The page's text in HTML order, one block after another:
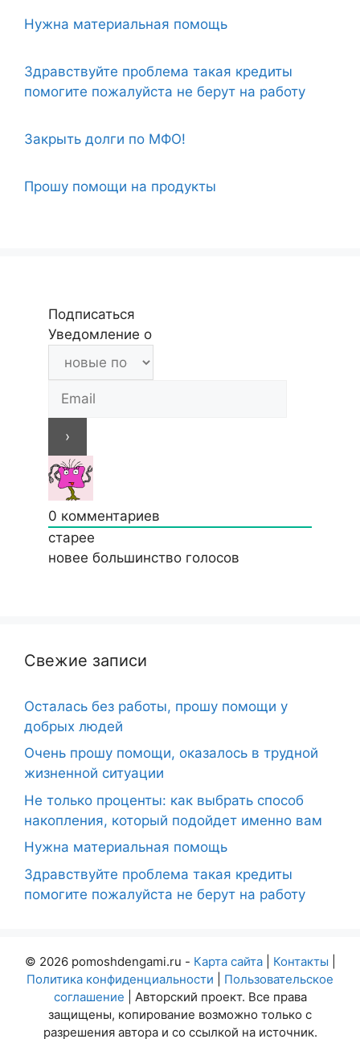
Нужна материальная помощь
Здравствуйте проблема такая кредиты
помогите пожалуйста не берут на работу
Закрыть долги по МФО!
Прошу помощи на продукты
Подписаться
Уведомление о
0 комментариев
старее
новее большинство голосов
Свежие записи
Осталась без работы, прошу помощи у
добрых людей
Очень прошу помощи, оказалось в трудной
жизненной ситуации
Не только проценты: как выбрать способ
накопления, который подойдет именно вам
Нужна материальная помощь
Здравствуйте проблема такая кредиты
помогите пожалуйста не берут на работу
© 2026 pomoshdengami.ru - Карта сайта| Контакты
Политика конфиденциальности
Пользовательское
соглашение | Авторский проект. Все права
защищены, копирование возможно только с
разрешения автора и со ссылкой на источник.